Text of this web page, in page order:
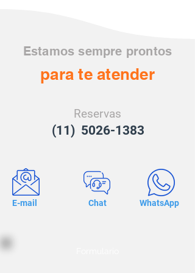
Estamos sempre prontos
para te atender
Reservas
(11) 5026-1383
E-mail Chat WhatsApp